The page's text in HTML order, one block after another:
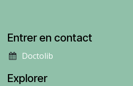
Explorer
Entrer en contact
​​​Doct​olib